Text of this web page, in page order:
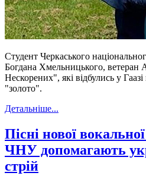
Студент Черкаського
Богдана Хмельницького, ветеран
Нескорених", які відбулись у
"золото".
Детальніше...
Пісні нової вокальної
ЧНУ допомагають
стрій